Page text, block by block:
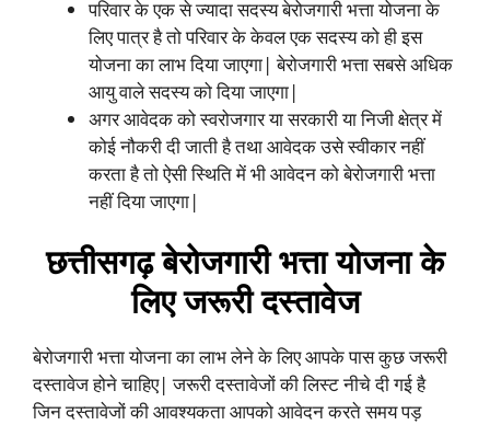
परिवार के एक से ज्यादा सदस्य बेरोजगारी भत्ता योजना के
लिए पात्र है तो परिवार के केवल एक सदस्य को ही इस
योजना का लाभ दिया जाएगा| बेरोजगारी भत्ता सबसे अधिक
आयु वाले सदस्य को दिया जाएगा|
अगर आवेदक को स्वरोजगार या सरकारी या निजी क्षेत्र में
कोई नौकरी दी जाती है तथा आवेदक उसे स्वीकार नहीं
करता है तो ऐसी स्थिति में भी आवेदन को बेरोजगारी भत्ता
नहीं दिया जाएगा|
छत्तीसगढ़ बेरोजगारी भत्ता योजना के
लिए जरूरी दस्तावेज
बेरोजगारी भत्ता योजना का लाभ लेने के लिए आपके पास कुछ जरूरी
दस्तावेज होने चाहिए| जरूरी दस्तावेजों की लिस्ट नीचे दी गई है
जिन दस्तावेजों की आवश्यकता आपको आवेदन करते समय पड़